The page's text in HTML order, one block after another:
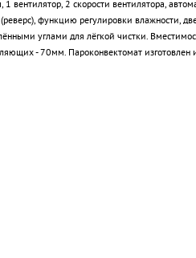
вентилятор, 2 скорости вентилятора,
функцию регулировки влажности,
углами для лёгкой чистки.
- 70мм. Пароконвектомат